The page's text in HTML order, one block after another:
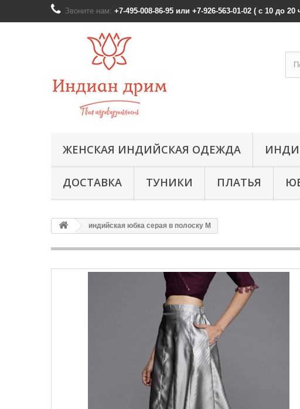
Звоните нам: +7-495-008-86-95 или +7-926-563-01-02 ( с 10 до
ЖЕНСКАЯ ИНДИЙСКАЯ ОДЕЖДА
ДОСТАВКА ТУНИКИ ПЛАТЬЯ
индийская юбка серая в полоску М